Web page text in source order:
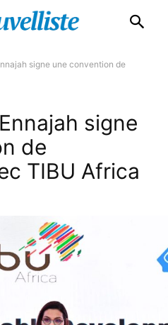
signe une convention de
signe
de
TIBU Africa